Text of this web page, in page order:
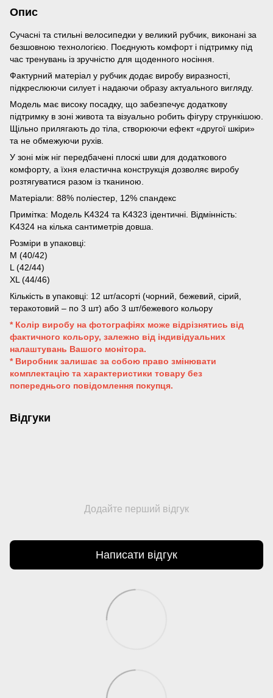
Опис
Сучасні та стильні велосипедки у великий рубчик, виконані за
безшовною технологією. Поєднують комфорт і підтримку під
час тренувань із зручністю для щоденного носіння.
Фактурний матеріал у рубчик додає виробу виразності,
підкреслюючи силует і надаючи образу актуального вигляду.
Модель має високу посадку, що забезпечує додаткову
підтримку в зоні живота та візуально робить фігуру стрункішою.
Щільно прилягають до тіла, створюючи ефект «другої шкіри»
та не обмежуючи рухів.
У зоні між ніг передбачені плоскі шви для додаткового
комфорту, а їхня еластична конструкція дозволяє виробу
розтягуватися разом із тканиною.
Матеріали: 88% поліестер, 12% спандекс
Примітка: Модель K4324 та K4323 ідентичні. Відмінність:
K4324 на кілька сантиметрів довша.
Розміри в упаковці:
M (40/42)
L (42/44)
XL (44/46)
Кількість в упаковці: 12 шт/асорті (чорний, бежевий, сірий,
теракотовий – по 3 шт) або 3 шт/бежевого кольору
* Колір виробу на фотографіях може відрізнятись від
фактичного кольору, залежно від індивідуальних
налаштувань Вашого монітора.
* Виробник залишає за собою право змінювати
комплектацію та характеристики товару без
попереднього повідомлення покупця.
Відгуки
Додайте перший відгук
Написати відгук